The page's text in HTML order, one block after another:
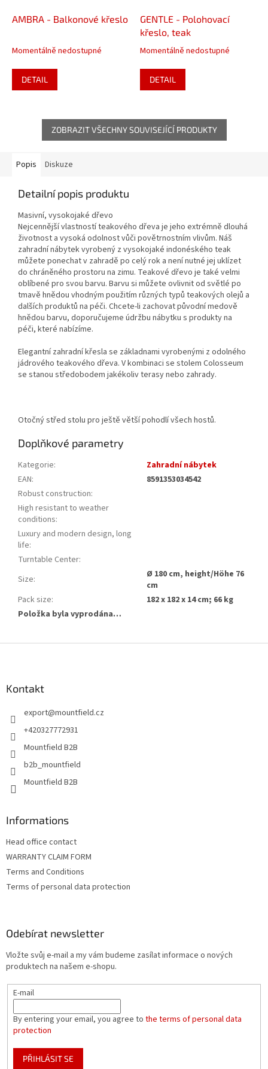
AMBRA - Balkonové křeslo
Momentálně nedostupné
DETAIL
GENTLE - Polohovací
křeslo, teak
Momentálně nedostupné
DETAIL
ZOBRAZIT VŠECHNY SOUVISEJÍCÍ PRODUKTY
Popis Diskuze
Detailní popis produktu
Masivní, vysokojaké dřevo
Nejcennější vlastností teakového dřeva je jeho extrémně dlouhá
životnost a vysoká odolnost vůči povětrnostním vlivům. Náš
zahradní nábytek vyrobený z vysokojaké indonéského teak
můžete ponechat v zahradě po celý rok a není nutné jej uklízet
do chráněného prostoru na zimu. Teakové dřevo je také velmi
oblíbené pro svou barvu. Barvu si můžete ovlivnit od světlé po
tmavě hnědou vhodným použitím různých typů teakových olejů a
dalších produktů na péči. Chcete-li zachovat původní medově
hnědou barvu, doporučujeme údržbu nábytku s produkty na
péči, které nabízíme.
Elegantní zahradní křesla se základnami vyrobenými z odolného
jádrového teakového dřeva. V kombinaci se stolem Colosseum
se stanou středobodem jakékoliv terasy nebo zahrady.
Otočný střed stolu pro ještě větší pohodlí všech hostů.
Doplňkové parametry
Kategorie:
Zahradní nábytek
EAN:
8591353034542
Robust construction:
High resistant to weather
conditions:
Luxury and modern design, long
life:
Turntable Center:
Size:
Ø 180 cm, height/Höhe 76
cm
Pack size:
182 x 182 x 14 cm; 66 kg
Položka byla vyprodána…
Kontakt
export@mountfield.cz
+420327772931
Mountfield B2B
b2b_mountfield
Mountfield B2B
Informations
Head office contact
WARRANTY CLAIM FORM
Terms and Conditions
Terms of personal data protection
Odebírat newsletter
Vložte svůj e-mail a my vám budeme zasílat informace o nových
produktech na našem e-shopu.
E-mail
By entering your email, you agree to the terms of personal data
protection
PŘIHLÁSIT SE